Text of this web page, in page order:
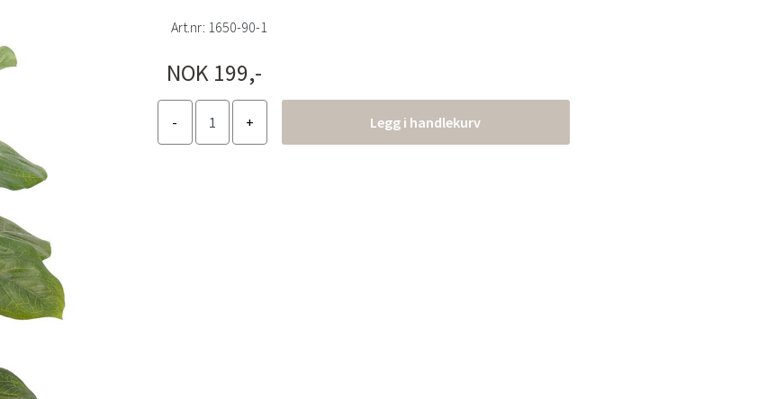
Art.nr: 1650-90-1
NOK 199,-
Legg i handlekurv